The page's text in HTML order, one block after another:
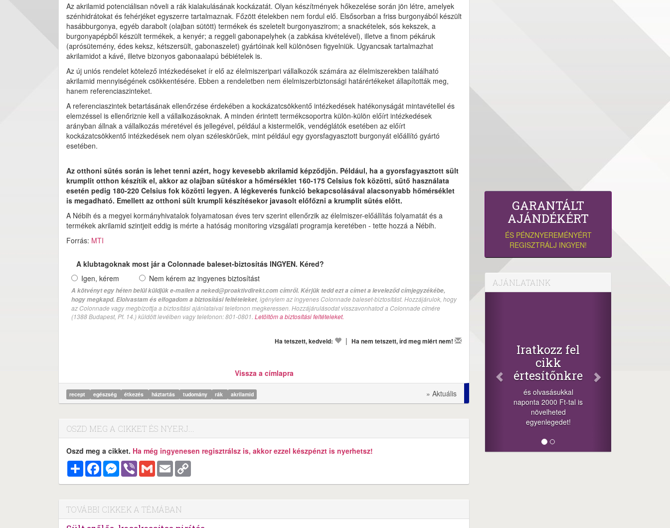
Az akrilamid potenciálisan növeli a rák kialakulásának kockázatát. Olyan készítmények hőkezelése során jön létre, amelyek
szénhidrátokat és fehérjéket egyszerre tartalmaznak. Főzött ételekben nem fordul elő. Elsősorban a friss burgonyából készült
hasábburgonya, egyéb darabolt (olajban sütött) termékek és szeletelt burgonyaszirom; a snackételek, sós kekszek, a
burgonyapépből készült termékek, a kenyér; a reggeli gabonapelyhek (a zabkása kivételével), illetve a finom pékáruk
(aprósütemény, édes keksz, kétszersült, gabonaszelet) gyártóinak kell különösen figyelniük. Ugyancsak tartalmazhat
akrilamidot a kávé, illetve bizonyos gabonaalapú bébiételek is.
Az új uniós rendelet kötelező intézkedéseket ír elő az élelmiszeripari vállalkozók számára az élelmiszerekben található
akrilamid mennyiségének csökkentésére. Ebben a rendeletben nem élelmiszerbiztonsági határértékeket állapították meg,
hanem referenciaszinteket.
A referenciaszintek betartásának ellenőrzése érdekében a kockázatcsökkentő intézkedések hatékonyságát mintavétellel és
elemzéssel is ellenőriznie kell a vállalkozásoknak. A minden érintett termékcsoportra külön-külön előírt intézkedések
arányban állnak a vállalkozás méretével és jellegével, például a kistermelők, vendéglátók esetében az előírt
kockázatcsökkentő intézkedések nem olyan széleskörűek, mint például egy gyorsfagyasztott burgonyát előállító gyártó
esetében.
Az otthoni sütés során is lehet tenni azért, hogy kevesebb akrilamid képződjön. Például, ha a gyorsfagyasztott sült
krumplit otthon készítik el, akkor az olajban sütéskor a hőmérséklet 160-175 Celsius fok közötti, sütő használata
esetén pedig 180-220 Celsius fok közötti legyen. A légkeverés funkció bekapcsolásával alacsonyabb hőmérséklet
is megadható. Emellett az otthoni sült krumpli készítésekor javasolt előfőzni a krumplit sütés előtt.
A Nébih és a megyei kormányhivatalok folyamatosan éves terv szerint ellenőrzik az élelmiszer-előállítás folyamatát és a
termékek akrilamid szintjeit eddig is mérte a hatóság monitoring vizsgálati programja keretében - tette hozzá a Nébih.
Forrás: MTI
A klubtagoknak most jár a Colonnade baleset-biztosítás INGYEN. Kéred?
Igen, kérem
Nem kérem az ingyenes biztosítást
A kötvényt egy héten belül küldjük e-mailen a neked@proaktivdirekt.com címről. Kérjük tedd ezt a címet a leveleződ címjegyzékébe,
hogy megkapd. Elolvastam és elfogadom a biztosítási feltételeket, igénylem az ingyenes Colonnade baleset-biztosítást. Hozzájárulok, hogy
az Colonnade vagy megbízottja a biztosítási ajánlataival telefonon megkeressen. Hozzájárulásodat visszavonhatod a Colonnade címére
(1388 Budapest, Pf. 14.) küldött levélben vagy telefonon: 801-0801. Letöltöm a biztosítási feltételeket.
Ha tetszett, kedveld: | Ha nem tetszett, írd meg miért nem!
Vissza a címlapra
recept egészség étkezés háztartás tudomány rák akrilamid » Aktuális
OSZD MEG A CIKKET ÉS NYERJ...
Oszd meg a cikket. Ha még ingyenesen regisztrálsz is, akkor ezzel készpénzt is nyerhetsz!
MegosztásFacebookMessenger
Viber Gmail Email
TOVÁBBI CIKKEK A TÉMÁBAN
GARANTÁLT
AJÁNDÉKÉRT
ÉS PÉNZNYEREMÉNYÉRT
REGISZTRÁLJ INGYEN!
AJÁNLATAINK
Iratkozz fel
cikk
értesítőnkre
és olvasásukkal
naponta 2000 Ft-tal is
növelheted
egyenlegedet!